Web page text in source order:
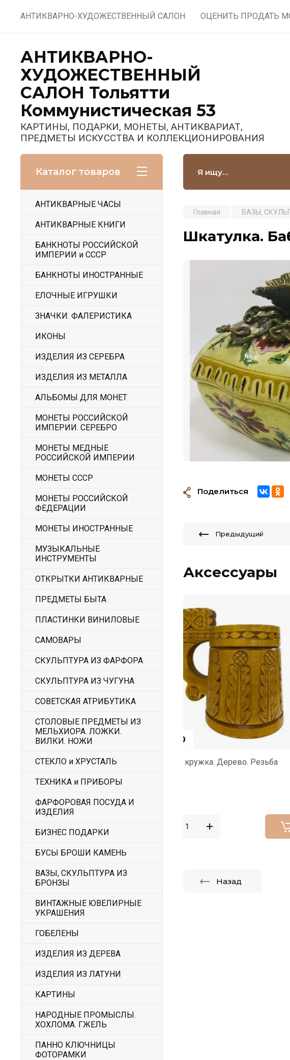
АНТИКВАРНО-ХУДОЖЕСТВЕННЫЙ САЛОН ОЦЕНИТЬ ПРОДАТЬ
АНТИКВАРНО-
ХУДОЖЕСТВЕННЫЙ
САЛОН Тольятти
Коммунистическая 53
КАРТИНЫ, ПОДАРКИ, МОНЕТЫ, АНТИКВАРИАТ,
ПРЕДМЕТЫ ИСКУССТВА И КОЛЛЕКЦИОНИРОВАНИЯ
Каталог товаров
АНТИКВАРНЫЕ ЧАСЫ
АНТИКВАРНЫЕ КНИГИ
БАНКНОТЫ РОССИЙСКОЙ
ИМПЕРИИ и СССР
БАНКНОТЫ ИНОСТРАННЫЕ
ЕЛОЧНЫЕ ИГРУШКИ
ЗНАЧКИ. ФАЛЕРИСТИКА
ИКОНЫ
ИЗДЕЛИЯ ИЗ СЕРЕБРА
ИЗДЕЛИЯ ИЗ МЕТАЛЛА
АЛЬБОМЫ ДЛЯ МОНЕТ
МОНЕТЫ РОССИЙСКОЙ
ИМПЕРИИ. СЕРЕБРО
МОНЕТЫ МЕДНЫЕ
РОССИЙСКОЙ ИМПЕРИИ
МОНЕТЫ СССР
МОНЕТЫ РОССИЙСКОЙ
ФЕДЕРАЦИИ
МОНЕТЫ ИНОСТРАННЫЕ
МУЗЫКАЛЬНЫЕ
ИНСТРУМЕНТЫ
ОТКРЫТКИ АНТИКВАРНЫЕ
ПРЕДМЕТЫ БЫТА
ПЛАСТИНКИ ВИНИЛОВЫЕ
САМОВАРЫ
СКУЛЬПТУРА ИЗ ФАРФОРА
СКУЛЬПТУРА ИЗ ЧУГУНА
СОВЕТСКАЯ АТРИБУТИКА
СТОЛОВЫЕ ПРЕДМЕТЫ ИЗ
МЕЛЬХИОРА. ЛОЖКИ.
ВИЛКИ. НОЖИ
СТЕКЛО и ХРУСТАЛЬ
ТЕХНИКА и ПРИБОРЫ
ФАРФОРОВАЯ ПОСУДА И
ИЗДЕЛИЯ
БИЗНЕС ПОДАРКИ
БУСЫ БРОШИ КАМЕНЬ
ВАЗЫ, СКУЛЬПТУРА ИЗ
БРОНЗЫ
ВИНТАЖНЫЕ ЮВЕЛИРНЫЕ
УКРАШЕНИЯ
ГОБЕЛЕНЫ
ИЗДЕЛИЯ ИЗ ДЕРЕВА
ИЗДЕЛИЯ ИЗ ЛАТУНИ
КАРТИНЫ
НАРОДНЫЕ ПРОМЫСЛЫ.
ХОХЛОМА. ГЖЕЛЬ
ПАННО КЛЮЧНИЦЫ
ФОТОРАМКИ
Главная ВАЗЫ,
Шкатулка.
Поделиться
Предыдущий
Аксессуары
1 500
Пивная кружка. Дерево. Резьба
Скульптура из дерева.
Этнические мотивы.
Назад